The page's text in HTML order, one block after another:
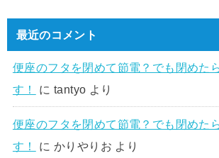
最近のコメント
便座のフタを閉めて節電？でも閉めた
す！
に tantyo より
便座のフタを閉めて節電？でも閉めた
す！
に かりやりお より